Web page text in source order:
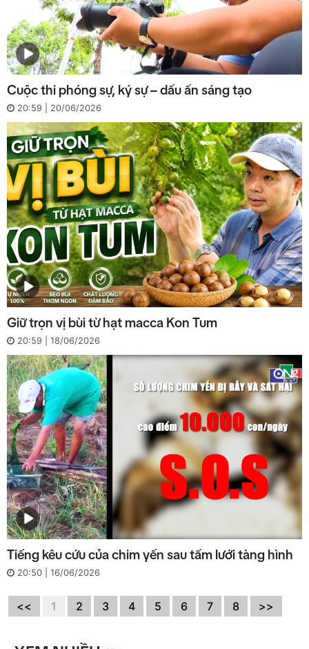
Cuộc thi phóng sự, ký sự – dấu ấn sáng tạo
20:59 | 20/06/2026
Giữ trọn vị bùi từ hạt macca Kon Tum
20:59 | 18/06/2026
Tiếng kêu cứu của chim yến sau tấm lưới tàng hình
20:50 | 16/06/2026
<< 1 2 3 4 5 6 7 8 >>